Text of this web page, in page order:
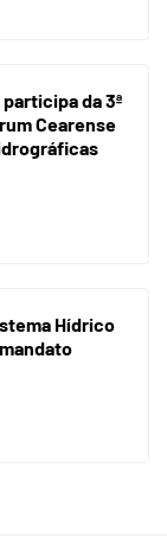
da 3ª
Cearense
Hídrico